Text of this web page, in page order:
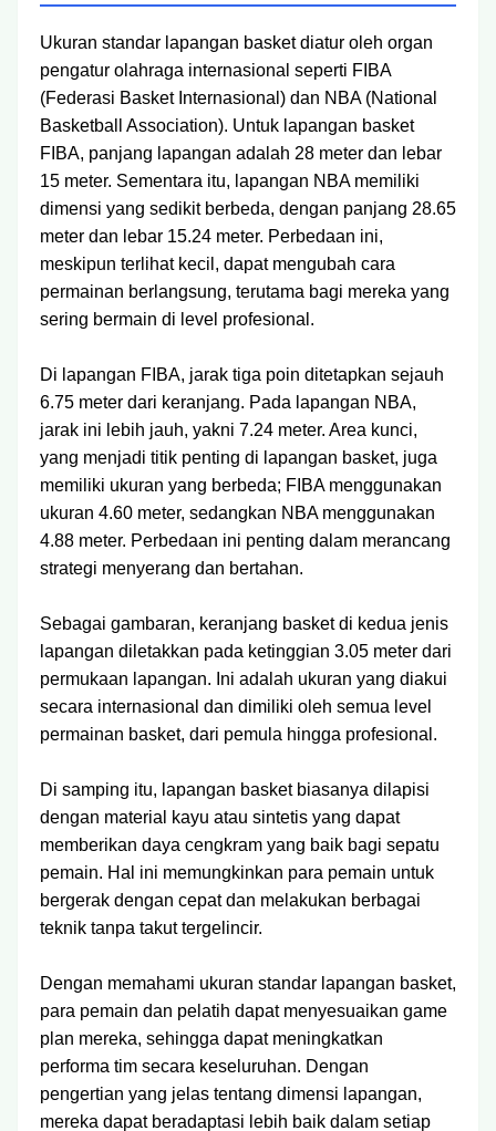
Ukuran standar lapangan basket diatur oleh organ
pengatur olahraga internasional seperti FIBA
(Federasi Basket Internasional) dan NBA (National
Basketball Association). Untuk lapangan basket
FIBA, panjang lapangan adalah 28 meter dan lebar
15 meter. Sementara itu, lapangan NBA memiliki
dimensi yang sedikit berbeda, dengan panjang 28.65
meter dan lebar 15.24 meter. Perbedaan ini,
meskipun terlihat kecil, dapat mengubah cara
permainan berlangsung, terutama bagi mereka yang
sering bermain di level profesional.
Di lapangan FIBA, jarak tiga poin ditetapkan sejauh
6.75 meter dari keranjang. Pada lapangan NBA,
jarak ini lebih jauh, yakni 7.24 meter. Area kunci,
yang menjadi titik penting di lapangan basket, juga
memiliki ukuran yang berbeda; FIBA menggunakan
ukuran 4.60 meter, sedangkan NBA menggunakan
4.88 meter. Perbedaan ini penting dalam merancang
strategi menyerang dan bertahan.
Sebagai gambaran, keranjang basket di kedua jenis
lapangan diletakkan pada ketinggian 3.05 meter dari
permukaan lapangan. Ini adalah ukuran yang diakui
secara internasional dan dimiliki oleh semua level
permainan basket, dari pemula hingga profesional.
Di samping itu, lapangan basket biasanya dilapisi
dengan material kayu atau sintetis yang dapat
memberikan daya cengkram yang baik bagi sepatu
pemain. Hal ini memungkinkan para pemain untuk
bergerak dengan cepat dan melakukan berbagai
teknik tanpa takut tergelincir.
Dengan memahami ukuran standar lapangan basket,
para pemain dan pelatih dapat menyesuaikan game
plan mereka, sehingga dapat meningkatkan
performa tim secara keseluruhan. Dengan
pengertian yang jelas tentang dimensi lapangan,
mereka dapat beradaptasi lebih baik dalam setiap